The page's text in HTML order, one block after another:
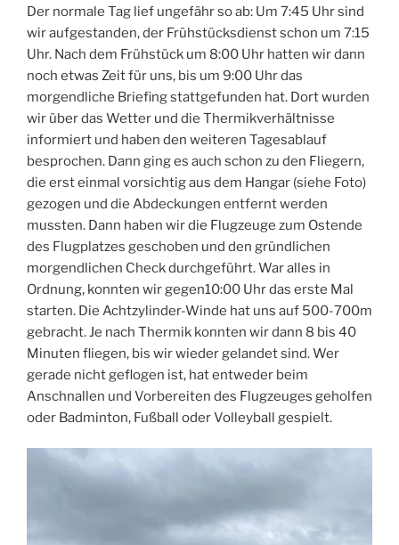
Der normale Tag lief ungefähr so ab: Um 7:45 Uhr sind
wir aufgestanden, der Frühstücksdienst schon um 7:15
Uhr. Nach dem Frühstück um 8:00 Uhr hatten wir dann
noch etwas Zeit für uns, bis um 9:00 Uhr das
morgendliche Briefing stattgefunden hat. Dort wurden
wir über das Wetter und die Thermikverhältnisse
informiert und haben den weiteren Tagesablauf
besprochen. Dann ging es auch schon zu den Fliegern,
die erst einmal vorsichtig aus dem Hangar (siehe Foto)
gezogen und die Abdeckungen entfernt werden
mussten. Dann haben wir die Flugzeuge zum Ostende
des Flugplatzes geschoben und den gründlichen
morgendlichen Check durchgeführt. War alles in
Ordnung, konnten wir gegen10:00 Uhr das erste Mal
starten. Die Achtzylinder-Winde hat uns auf 500-700m
gebracht. Je nach Thermik konnten wir dann 8 bis 40
Minuten fliegen, bis wir wieder gelandet sind. Wer
gerade nicht geflogen ist, hat entweder beim
Anschnallen und Vorbereiten des Flugzeuges geholfen
oder Badminton, Fußball oder Volleyball gespielt.